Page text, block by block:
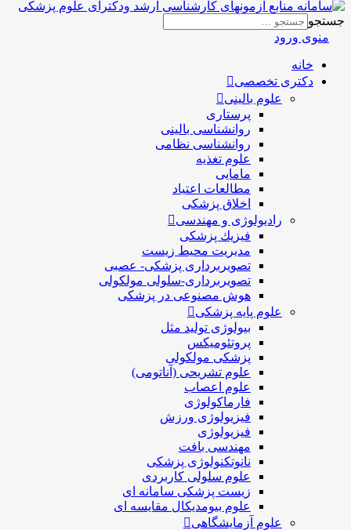
جستجو
منوی ورود
خانه
دکتری تخصصی
علوم بالینی
پرستاری
روانشناسی بالینی
روانشناسی نظامی
علوم تغذیه
مامایی
مطالعات اعتیاد
اخلاق پزشکی
رادیولوژی و مهندسی
فيزيك پزشکی
مدیریت محیط زیست
تصویربرداری پزشکی- عصبی
تصویربرداری-سلولی مولکولی
هوش مصنوعی در پزشکی
علوم پایه پزشکی
بیولوژی تولید مثل
پروتئومیکس
پزشکی مولکولی
علوم تشریحی (آناتومی)
علوم اعصاب
فارماکولوژی
فیزیولوژی ورزش
فیزیولوژی
مهندسی بافت
نانوتکنولوژی پزشکی
علوم سلولی کاربردی
زیست پزشکی سامانه ای
علوم بیومدیکال مقایسه ای
علوم آزمایشگاهی